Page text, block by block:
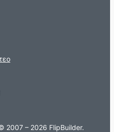
2007 – 2026 FlipBuilder.